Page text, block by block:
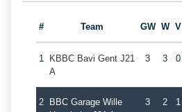
# Team GW W V
1
KBBC Bavi Gent J21
A
3 3 0
2
BBC Garage Wille
3 2 1